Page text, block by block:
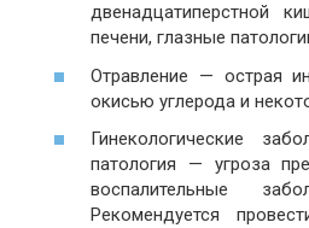
двенадцатиперстной
печени, глазные
Отравление — острая
окисью углерода и
Гинекологические
патология — угроза
воспалительные
Рекомендуется